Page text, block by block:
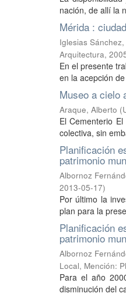
nación, de allí la
Mérida :
Iglesias
Arquitectura,
En el presente
en la acepción
Museo a cielo
Araque, Alberto (
El Cementerio
colectiva, sin
Planificación
patrimonio
Albornoz
2013-05-17)
Por último la
plan para la
Planificación
patrimonio
Albornoz
Local, Mención:
Para el año
disminución del